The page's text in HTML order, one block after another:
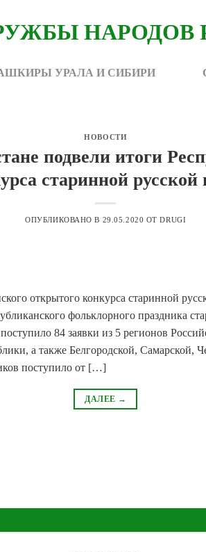
УРАЛА И СИБИРИ
НОВОСТИ
подвели итоги
старинной русской
ОПУБЛИКОВАНО В 29.05.2020 ОТDRUGI
открытого конкурса старинной
фольклорного праздника
84 заявки из 5 регионов
а также Белгородской, Самарской,
поступило от […]
ДАЛЕЕ →